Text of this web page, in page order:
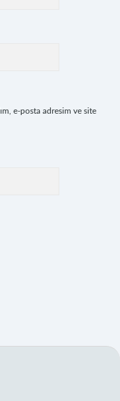
e-posta adresim ve site